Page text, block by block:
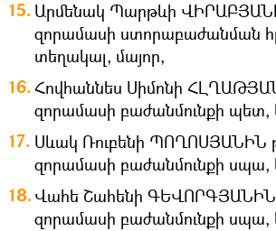
Արմենակ Պարթևի
զորամասի ստորաբաժանման
տեղակալ, մայոր,
Հովհաննես Սիմոնի
զորամասի բաժանմունքի
Սևակ Ռուբենի ՊՈՂՈՍՅԱՆԻՆ
զորամասի բաժանմունքի
Վահե Շահենի ԳԵՎՈՐԳՅԱՆԻՆ
զորամասի բաժանմունքի